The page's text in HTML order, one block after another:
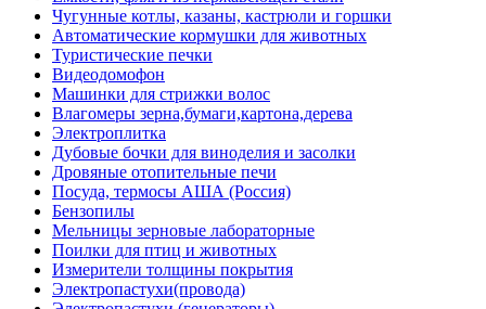
Чугунные котлы, казаны, кастрюли и горшки
Автоматические кормушки для животных
Туристические печки
Видеодомофон
Машинки для стрижки волос
Влагомеры зерна,бумаги,картона,дерева
Электроплитка
Дубовые бочки для виноделия и засолки
Дровяные отопительные печи
Посуда, термосы АША (Россия)
Бензопилы
Мельницы зерновые лабораторные
Поилки для птиц и животных
Измерители толщины покрытия
Электропастухи(провода)